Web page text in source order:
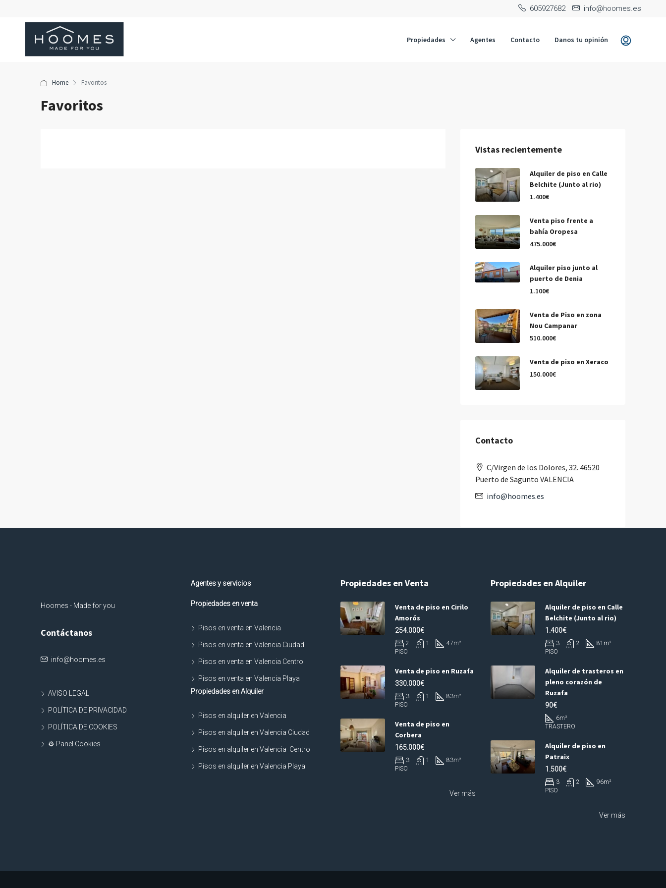
‭605927682‬ info@hoomes.es
Propiedades Agentes Contacto Danos tu opinión
Home Favoritos
Favoritos
Vistas recientemente
Alquiler de piso en Calle
Belchite (Junto al rio)
1.400€
Venta piso frente a
bahía Oropesa
475.000€
Alquiler piso junto al
puerto de Denia
1.100€
Venta de Piso en zona
Nou Campanar
510.000€
Venta de piso en Xeraco
150.000€
Contacto
C/Virgen de los Dolores, 32. 46520
Puerto de Sagunto VALENCIA
info@hoomes.es
Hoomes - Made for you
Contáctanos
info@hoomes.es
AVISO LEGAL
POLÍTICA DE PRIVACIDAD
POLÍTICA DE COOKIES
⚙ Panel Cookies
Agentes y servicios
Propiedades en venta
Pisos en venta en Valencia
Pisos en venta en Valencia Ciudad
Pisos en venta en Valencia Centro
Pisos en venta en Valencia Playa
Propiedades en Alquiler
Pisos en alquiler en Valencia
Pisos en alquiler en Valencia Ciudad
Pisos en alquiler en Valencia Centro
Pisos en alquiler en Valencia Playa
Propiedades en Venta
Venta de piso en Cirilo
Amorós
254.000€
2 1 47m²
PISO
Venta de piso en Ruzafa
330.000€
3 1 83m²
PISO
Venta de piso en
Corbera
165.000€
3 1 83m²
PISO
Ver más
Propiedades en Alquiler
Alquiler de piso en Calle
Belchite (Junto al rio)
1.400€
3 2 81 m²
PISO
Alquiler de trasteros en
pleno corazón de
Ruzafa
90€
6m²
TRASTERO
Alquiler de piso en
Patraix
1.500€
3 2 96m²
PISO
Ver más